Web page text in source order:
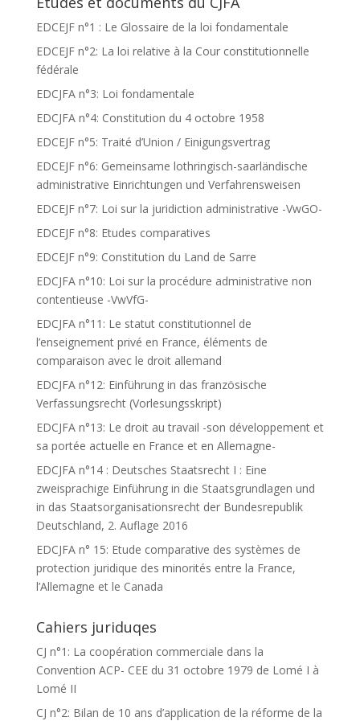
EDCEJF n°1 : Le Glossaire de la loi fondamentale
EDCEJF n°2: La loi relative à la Cour constitutionnelle
fédérale
EDCJFA n°3: Loi fondamentale
EDCJFA n°4: Constitution du 4 octobre 1958
EDCEJF n°5: Traité d’Union / Einigungsvertrag
EDCEJF n°6: Gemeinsame lothringisch-saarländische
administrative Einrichtungen und Verfahrensweisen
EDCEJF n°7: Loi sur la juridiction administrative -VwGO-
EDCEJF n°8: Etudes comparatives
EDCEJF n°9: Constitution du Land de Sarre
EDCJFA n°10: Loi sur la procédure administrative non
contentieuse -VwVfG-
EDCJFA n°11: Le statut constitutionnel de
l’enseignement privé en France, éléments de
comparaison avec le droit allemand
EDCJFA n°12: Einführung in das französische
Verfassungsrecht (Vorlesungsskript)
EDCJFA n°13: Le droit au travail -son développement et
sa portée actuelle en France et en Allemagne-
EDCJFA n°14 : Deutsches Staatsrecht I : Eine
zweisprachige Einführung in die Staatsgrundlagen und
in das Staatsorganisationsrecht der Bundesrepublik
Deutschland, 2. Auflage 2016
EDCJFA n° 15: Etude comparative des systèmes de
protection juridique des minorités entre la France,
l’Allemagne et le Canada
Cahiers juriduqes
CJ n°1: La coopération commerciale dans la
Convention ACP- CEE du 31 octobre 1979 de Lomé I à
Lomé II
CJ n°2: Bilan de 10 ans d’application de la réforme de la